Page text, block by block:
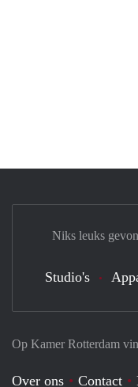
Op Kamer Rotterdam
Over ons Contact
Niks leuks
Studio's